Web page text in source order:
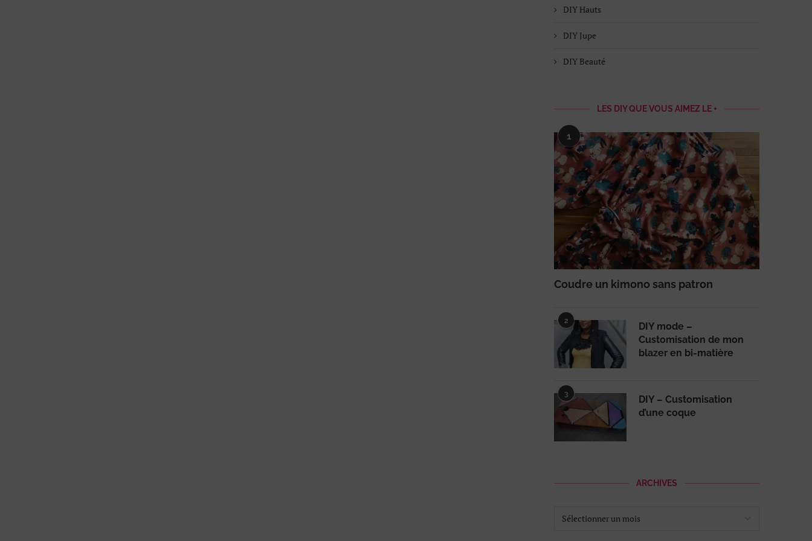
DIY Hauts
DIY Jupe
DIY Beauté
LES DIY QUE VOUS AIMEZ LE +
1
Coudre un kimono sans patron
2
DIY mode –
Customisation de mon
blazer en bi-matière
3
DIY – Customisation
d’une coque
ARCHIVES